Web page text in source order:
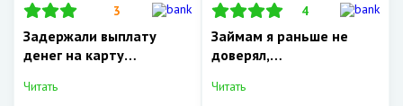
3
Задержали выплату
денег на карту…
Читать
4
Займам я раньше не
доверял,…
Читать